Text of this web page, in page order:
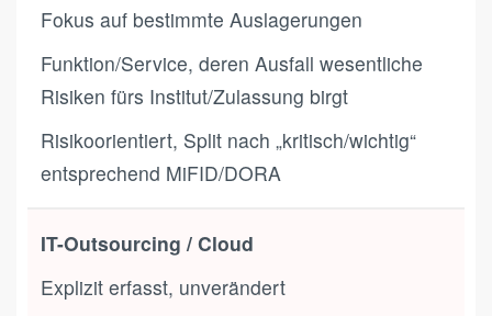
Fokus auf bestimmte Auslagerungen
Funktion/Service, deren Ausfall wesentliche
Risiken fürs Institut/Zulassung birgt
Risikoorientiert, Split nach „kritisch/wichtig“
entsprechend MiFID/DORA
IT-Outsourcing / Cloud
Explizit erfasst, unverändert